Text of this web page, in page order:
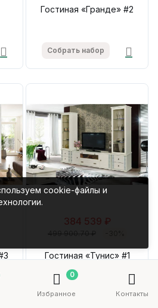
Гостиная «Гранде» #2
Собрать набор
384 539 ₽
499 900.70 ₽
Гостиная «Тунис» #1
Собрать набор
0
Избранное Контакты
cookie-файлы и